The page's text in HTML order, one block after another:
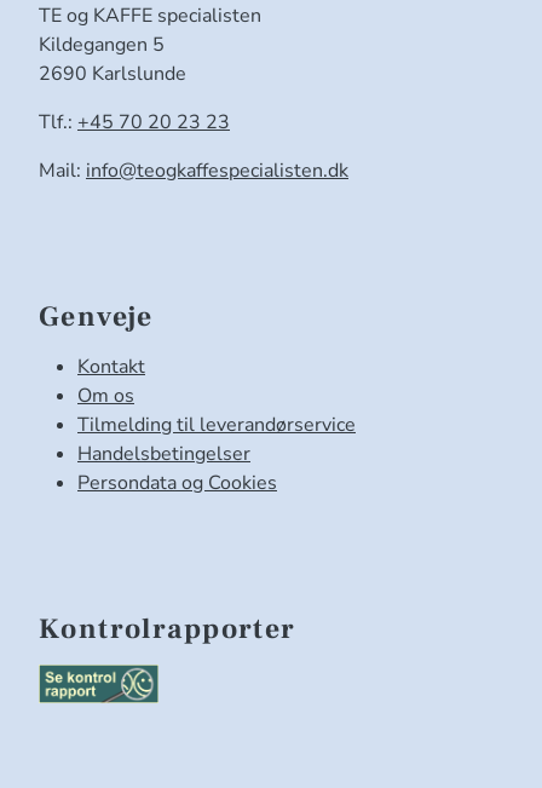
TE og KAFFE specialisten
Kildegangen 5
2690 Karlslunde
Tlf.: +45 70 20 23 23
Mail: info@teogkaffespecialisten.dk
Genveje
Kontakt
Om os
Tilmelding til leverandørservice
Handelsbetingelser
Persondata og Cookies
Kontrolrapporter